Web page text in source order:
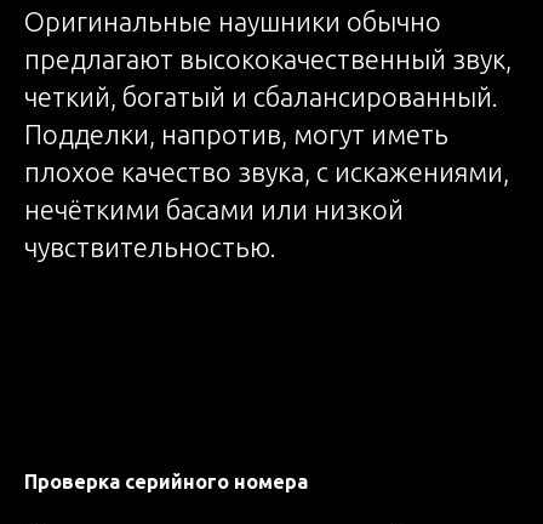
Оригинальные наушники обычно
предлагают высококачественный звук,
четкий, богатый и сбалансированный.
Подделки, напротив, могут иметь
плохое качество звука, с искажениями,
нечёткими басами или низкой
чувствительностью.
Проверка серийного номера